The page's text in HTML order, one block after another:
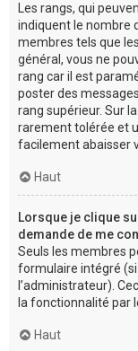
Les rangs, qui
indiquent le nombre
membres tels que
général, vous ne
rang car il est
poster des
rang supérieur. Sur
rarement tolérée et
facilement abaisser
Haut
Lorsque je clique
demande de me
Seuls les membres
formulaire intégré
l’administrateur).
la fonctionnalité par
Haut